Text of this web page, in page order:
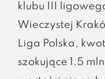
klubu III
Wieczystej
Liga Polska,
szokujące 1.5